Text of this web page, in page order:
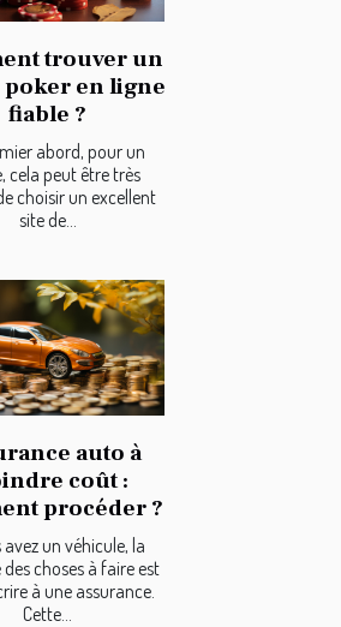
trouver un
poker en ligne
fiable ?
abord, pour un
cela peut être très
choisir un excellent
site de...
auto à
coût :
procéder ?
avez un véhicule, la
choses à faire est
à une assurance.
Cette...